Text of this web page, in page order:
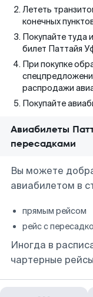
Лететь
конечных
Покупайте туда
билет Паттайя
При покупке
распродажи
Покупайте
Авиабилеты
пересадками
Вы можете
авиабилетом в
прямым рейсом
рейс с
Иногда в
чартерные